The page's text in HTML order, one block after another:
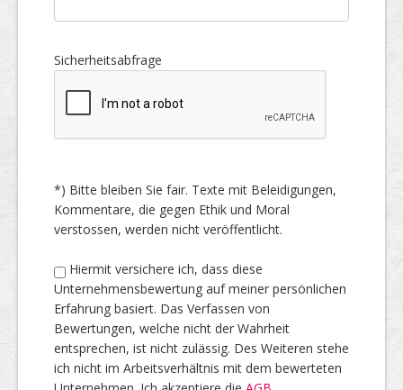
Sicherheitsabfrage
*) Bitte bleiben Sie fair. Texte mit Beleidigungen,
Kommentare, die gegen Ethik und Moral
verstossen, werden nicht veröffentlicht.
Hiermit versichere ich, dass diese
Unternehmensbewertung auf meiner persönlichen
Erfahrung basiert. Das Verfassen von
Bewertungen, welche nicht der Wahrheit
entsprechen, ist nicht zulässig. Des Weiteren stehe
ich nicht im Arbeitsverhältnis mit dem bewerteten